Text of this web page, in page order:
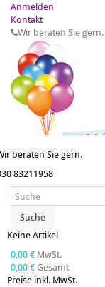
Anmelden
Kontakt
Wir beraten Sie gern.
beraten Sie gern.
83211958
Suche
Keine Artikel
0,00 € MwSt.
0,00 €Gesamt
Preise inkl. MwSt.